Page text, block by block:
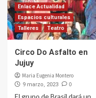
Enlace Actualidad
Espacios culturales
Talleres
Teatro
Circo Do Asfalto en
Jujuy
Maria Eugenia Montero
9 marzo, 2023 0
El grupo de Brasil dará un